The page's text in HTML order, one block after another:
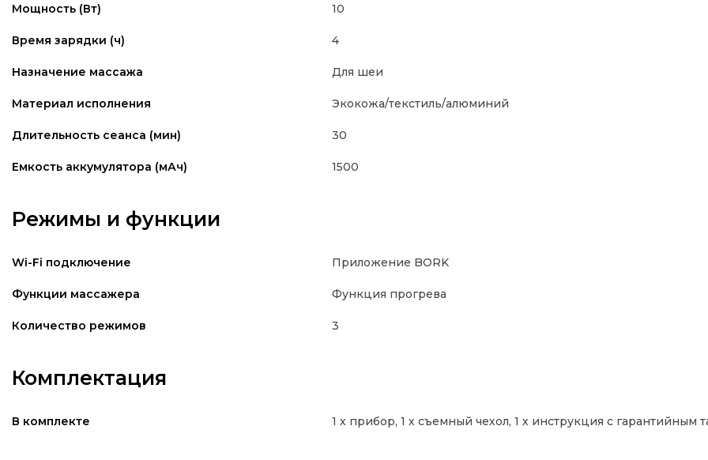
Мощность (Вт) 10
Время зарядки (ч) 4
Назначение массажа Для шеи
Материал исполнения Экокожа/текстиль/алюминий
Длительность сеанса (мин) 30
Емкость аккумулятора (мАч) 1500
Режимы и функции
Wi-Fi подключение Приложение BORK
Функции массажера Функция прогрева
Количество режимов 3
Комплектация
В комплекте 1 х прибор, 1 х съемный чехол, 1 х инструкция с гарантийным